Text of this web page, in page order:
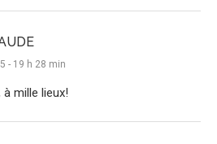
- 19 h 28 min
mille lieux!